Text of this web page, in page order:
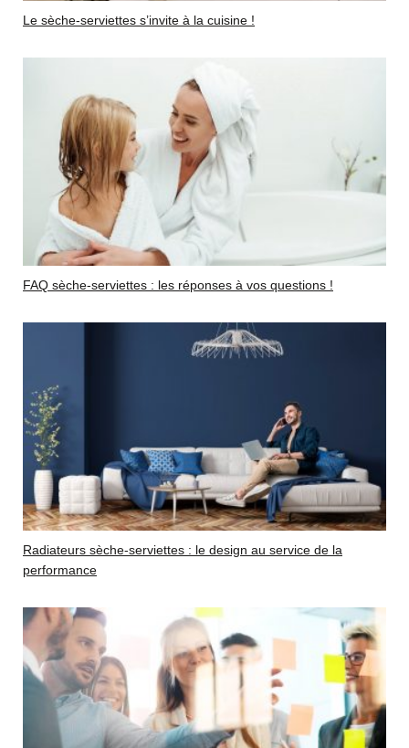
Le sèche-serviettes s’invite à la cuisine !
FAQ sèche-serviettes : les réponses à vos questions !
Radiateurs sèche-serviettes : le design au service de la
performance